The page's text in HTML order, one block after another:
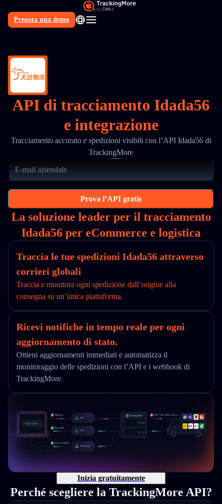
Prenota una demo
IT
API di tracciamento Idada56
e integrazione
Tracciamento accurato e spedizioni visibili con l’API Idada56 di
TrackingMore
Prova l’API gratis
La soluzione leader per il tracciamento
Idada56 per eCommerce e logistica
Traccia le tue spedizioni Idada56 attraverso
corrieri globali
Traccia e monitora ogni spedizione dall’origine alla
consegna su un’unica piattaforma.
Ricevi notifiche in tempo reale per ogni
aggiornamento di stato.
Ottieni aggiornamenti immediati e automatizza il
monitoraggio delle spedizioni con l’API e i webhook di
TrackingMore.
Inizia gratuitamente
Perché scegliere la TrackingMore API?